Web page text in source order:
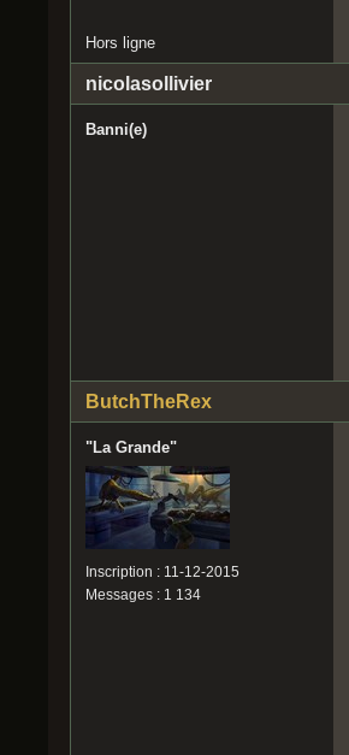
Hors ligne
nicolasollivier
Banni(e)
ButchTheRex
"La Grande"
Inscription : 11-12-2015
Messages : 1 134